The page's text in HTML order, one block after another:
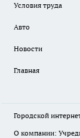
Условия труда
Авто
Новости
Главная
Городской
О компании: